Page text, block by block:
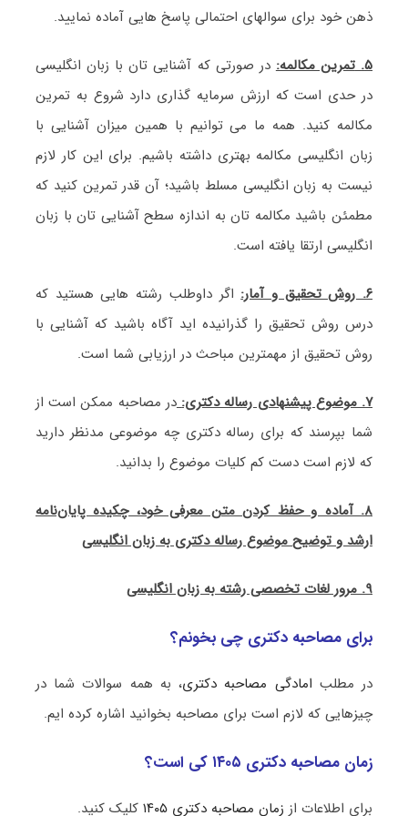
ذهن خود برای سوالهای احتمالی پاسخ هایی آماده نمایید.
۵. تمرین مکالمه:در صورتی که آشنایی تان با زبان انگلیسی
در حدی است که ارزش سرمایه گذاری دارد شروع به تمرین
مکالمه کنید. همه ما می توانیم با همین میزان آشنایی با
زبان انگلیسی مکالمه بهتری داشته باشیم. برای این کار لازم
نیست به زبان انگلیسی مسلط باشید؛ آن قدر تمرین کنید که
مطمئن باشید مکالمه تان به اندازه سطح آشنایی تان با زبان
انگلیسی ارتقا یافته است.
۶. روش تحقیق و آمار:
اگر داوطلب رشته هایی هستید که
درس روش تحقیق را گذرانیده اید آگاه باشید که آشنایی با
روش تحقیق از مهمترین مباحث در ارزیابی شما است.
۷. موضوع پیشنهادی رساله دکتری:
در مصاحبه ممکن است از
شما بپرسند که برای رساله دکتری چه موضوعی مدنظر دارید
که لازم است دست کم کلیات موضوع را بدانید.
۸. آماده و حفظ کردن متن معرفی خود، چکیده پایان‌نامه
ارشد و توضیح موضوع رساله دکتری به زبان انگلیسی
۹. مرور لغات تخصصی رشته به زبان انگلیسی
برای مصاحبه دکتری چی بخونم؟
در مطلب امادگی مصاحبه دکتری، به همه سوالات شما در
چیزهایی که لازم است برای مصاحبه بخوانید اشاره کرده ایم.
زمان مصاحبه دکتری ۱۴۰۵ کی است؟
برای اطلاعات از زمان مصاحبه دکتری ۱۴۰۵ کلیک کنید.